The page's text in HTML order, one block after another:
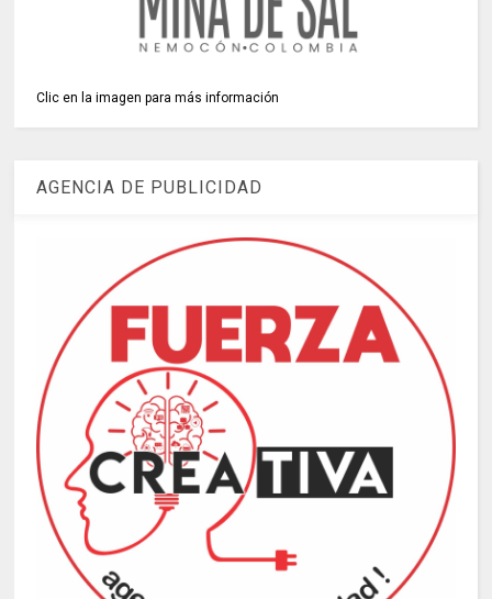
Clic en la imagen para más información
AGENCIA DE PUBLICIDAD